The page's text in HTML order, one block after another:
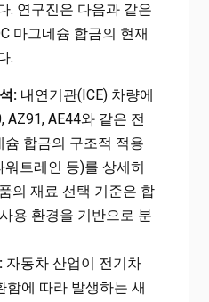
. 연구진은 다음과 같은
마그네슘 합금의 현재
.
:내연기관(ICE) 차량에
AZ91, AE44와 같은 전
슘 합금의 구조적 적용
워트레인 등)를 상세히
의 재료 선택 기준은 합
용 환경을 기반으로 분
자동차 산업이 전기차
함에 따라 발생하는 새